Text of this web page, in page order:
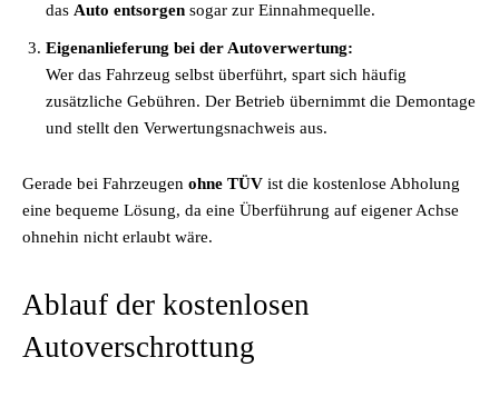
das Auto entsorgen sogar zur Einnahmequelle.
Eigenanlieferung bei der Autoverwertung:
Wer das Fahrzeug selbst überführt, spart sich häufig
zusätzliche Gebühren. Der Betrieb übernimmt die Demontage
und stellt den Verwertungsnachweis aus.
Gerade bei Fahrzeugen ohne TÜV ist die kostenlose Abholung
eine bequeme Lösung, da eine Überführung auf eigener Achse
ohnehin nicht erlaubt wäre.
Ablauf der kostenlosen
Autoverschrottung